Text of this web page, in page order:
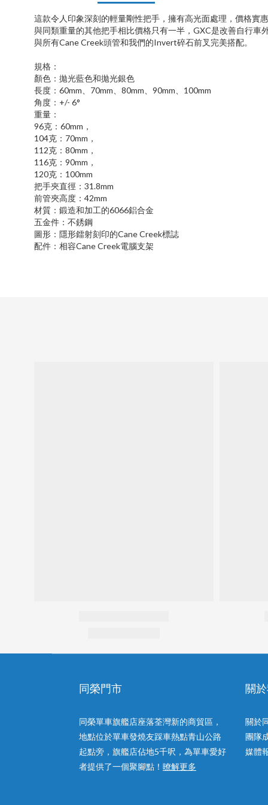
這款令人印象深刻的輕量剛性把手，擁有高光面處理，價格實
與同類重量的其他把手相比價格只有一半， GXC是改善自行車
與所有Cane Creek頭管和我們的Invert碎石前叉完美搭配。
規格：
顏色：拋光藍色和拋光銀色
長度： 60mm 70mm 80mm 90mm
100mm
角度： +/- 6°
重量：
96克： 60mm ，
104克： 70mm ，
112克： 80mm ，
116克： 90mm ，
120克： 100mm
把手夾直徑： 31.8mm
前管夾高度： 42mm
材質：鍛造和加工的6066鋁合金
五金件：不銹鋼
圖形：隱形鐳射刻印的Cane Creek標誌
配件：相容Cane Creek電腦支架
同榮門市
同榮單車旗艦店座落荃灣新的商貿區，
地點位於單車發燒友踩車熱點青山公路
起點旁，旗艦店佔地5千呎，為單車愛好
者提供了一個聚腳點！ 暸解更多
關
關於
團隊
媒體